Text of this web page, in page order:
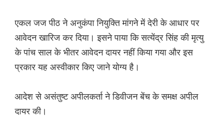
एकल जज पीठ ने अनुकंपा नियुक्ति मांगने में देरी के आधार पर
आवेदन खारिज कर दिया। इसने पाया कि सत्येंद्र सिंह की मृत्यु
के पांच साल के भीतर आवेदन दायर नहीं किया गया और इस
प्रकार यह अस्वीकार किए जाने योग्य है।
आदेश से असंतुष्ट अपीलकर्ता ने डिवीजन बेंच के समक्ष अपील
दायर की।